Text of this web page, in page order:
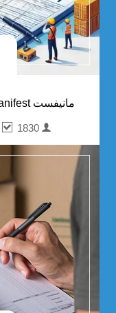
مانیفست Manifest چیست و کاربرد آن در حمل و نقل
mirsaberi mahdi
1830